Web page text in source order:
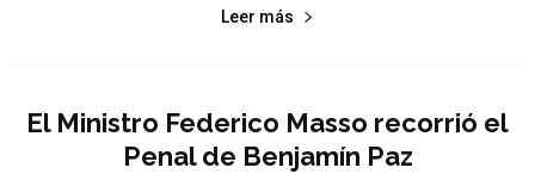
Leer más
El Ministro Federico Masso recorrió el
Penal de Benjamín Paz